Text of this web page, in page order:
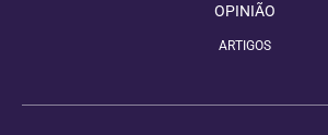
OPINIÃO
ARTIGOS